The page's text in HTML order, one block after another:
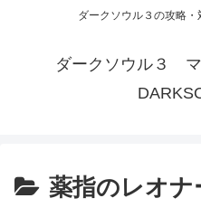
ダークソウル３の攻略
ダークソウル３
薬指のレオナ